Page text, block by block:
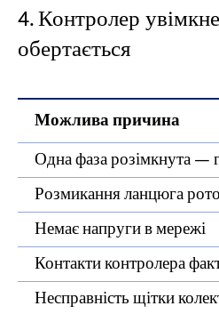
4. Контролер
обертається
Можлива причина
Одна фаза розімкнута —
Розмикання ланцюга
Немає напруги в мережі
Контакти контролера
Несправність щітки